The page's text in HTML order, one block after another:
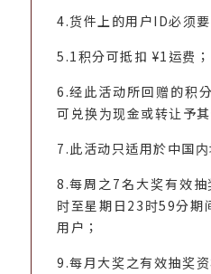
4.货件上的用户ID必须
5.1积分可抵扣 ¥1运费；
6.经此活动所回赠的积
可兑换为现金或转让予其
7.此活动只适用於中国内
8.每周之7名大奖有效
时至星期日23时59分期
用户；
9.每月大奖之有效抽奖